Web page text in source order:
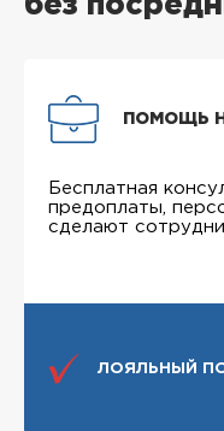
без
ПОМОЩЬ
Бесплатная
предоплаты,
сделают
ЛОЯЛЬНЫЙ